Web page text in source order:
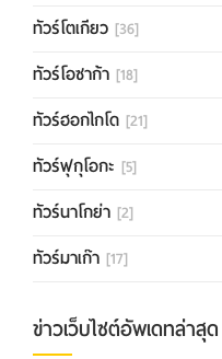
ทัวร์โตเกียว [36]
ทัวร์โอซาก้า [18]
ทัวร์ฮอกไกโด [21]
ทัวร์ฟุกุโอกะ [5]
ทัวร์นาโกย่า [2]
ทัวร์มาเก๊า [17]
ข่าวเว็บไซต์อัพเดทล่าสุด